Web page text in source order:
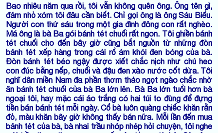
Bao nhiêu năm qua rồi, tôi vẫn không quên ông. Ông tên gì,
đám nhỏ xóm tôi đâu cần biết. Chỉ gọi ông là ông Sáu Biểu.
Người con thứ sáu trong một gia đình đông con rất nghèo.
Má ông là bà Ba gói bánh tét chuối rất ngon. Tôi ghiền bánh
tét chuối cho đến bây giờ cũng bắt nguồn từ những đòn
bánh tét xếp hàng trong cái rổ ám khói đen bóng của bà.
Đòn bánh tét béo ngậy được xiết chắc nịch như chú heo
con đúc bằng nếp, chuối và đậu đen xào nước cốt dừa. Tôi
nghĩ dân miền Nam đa phần thơm thảo ngọt ngào chắc nhờ
ăn bánh tét chuối của bà Ba lớn lên. Bà Ba lớn tuổi hơn bà
ngoại tôi, hay mặc cái áo trắng có hai túi to đùng để đựng
tiền bán bánh tét mỗi ngày. Cổ bà luôn quàng chiếc khăn rằn
đỏ, màu khăn bây giờ không thấy bán nữa. Mỗi lần đến mua
bánh tét của bà, bà nhai trầu nhóp nhép hỏi chuyện, tôi nghe